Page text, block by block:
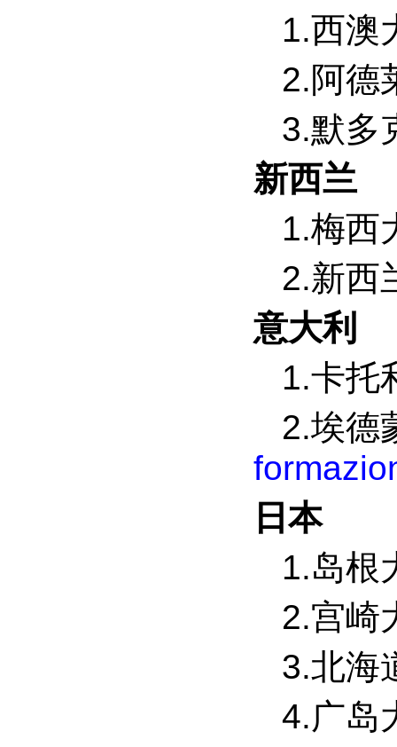
1.西澳
2.阿德
3.默多
新西兰
1.梅西
2.新西
意大利
1.卡托
2.埃德
日本
1.岛根
2.宫崎
3.北海
4.广岛